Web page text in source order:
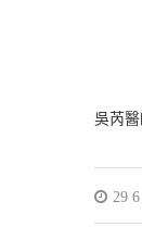
吳芮
29